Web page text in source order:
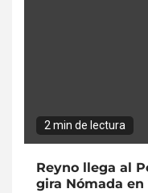
2 min de lectura
Reyno llega al
gira Nómada en